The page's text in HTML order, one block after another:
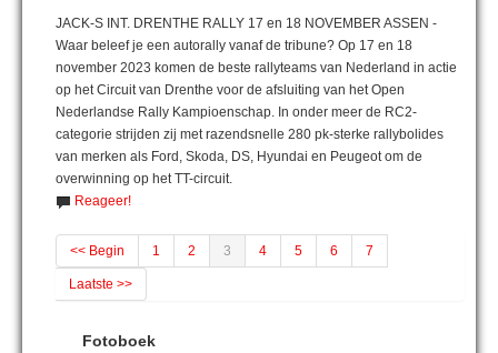
JACK-S INT. DRENTHE RALLY 17 en 18 NOVEMBER ASSEN -
Waar beleef je een autorally vanaf de tribune? Op 17 en 18
november 2023 komen de beste rallyteams van Nederland in actie
op het Circuit van Drenthe voor de afsluiting van het Open
Nederlandse Rally Kampioenschap. In onder meer de RC2-
categorie strijden zij met razendsnelle 280 pk-sterke rallybolides
van merken als Ford, Skoda, DS, Hyundai en Peugeot om de
overwinning op het TT-circuit.
Reageer!
<< Begin 1 2 3 4 5 6 7
Laatste >>
Fotoboek